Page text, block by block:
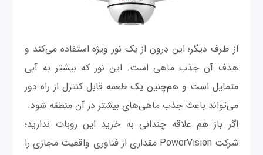
از طرف دیگر؛ این دِرون از یک نور ویژه استفاده می‌کند و
هدف آن جذب ماهی است. این نور که بیشتر به آبی
متمایل است و هم‌چنین یک طعمه قابل کنترل از راه دور
می‌تواند باعث جذب ماهی‌های بیشتر در آن منطقه شود.
اگر باز هم علاقه چندانی به خرید این روبات ندارید؛
شرکت PowerVision مقداری از فناوری واقعیت مجازی را